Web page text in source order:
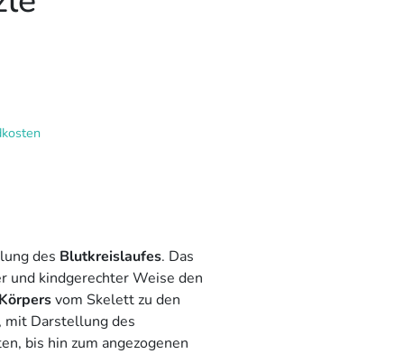
des Blutkreislaufes. Das
und kindgerechter Weise den
vom Skelett zu den
mit Darstellung des
bis hin zum angezogenen